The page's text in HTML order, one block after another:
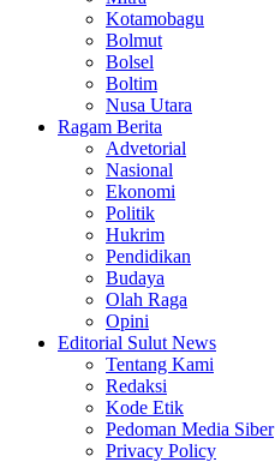
Kotamobagu
Bolmut
Bolsel
Boltim
Nusa Utara
Ragam Berita
Advetorial
Nasional
Ekonomi
Politik
Hukrim
Pendidikan
Budaya
Olah Raga
Opini
Editorial Sulut News
Tentang Kami
Redaksi
Kode Etik
Pedoman Media Siber
Privacy Policy